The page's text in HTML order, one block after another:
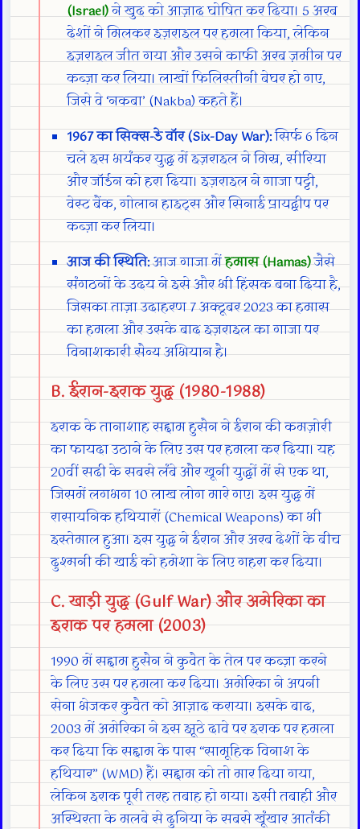
(Israel)ने खुद को आज़ाद घोषित कर दिया। 5 अरब
देशों ने मिलकर इज़राइल पर हमला किया, लेकिन
इज़राइल जीत गया और उसने काफी अरब ज़मीन पर
कब्ज़ा कर लिया। लाखों फिलिस्तीनी बेघर हो गए,
जिसे वे ‘नकबा’ (Nakba) कहते हैं।
1967 का सिक्स-डे वॉर (Six-Day War):सिर्फ 6 दिन
चले इस भयंकर युद्ध में इज़राइल ने मिस्र, सीरिया
और जॉर्डन को हरा दिया। इज़राइल ने गाजा पट्टी,
वेस्ट बैंक, गोलान हाइट्स और सिनाई प्रायद्वीप पर
कब्ज़ा कर लिया।
आज की स्थिति:आज गाजा मेंहमास (Hamas)जैसे
संगठनों के उदय ने इसे और भी हिंसक बना दिया है,
जिसका ताज़ा उदाहरण 7 अक्टूबर 2023 का हमास
का हमला और उसके बाद इज़राइल का गाजा पर
विनाशकारी सैन्य अभियान है।
B. ईरान-इराक युद्ध (1980-1988)
इराक के तानाशाह सद्दाम हुसैन ने ईरान की कमज़ोरी
का फायदा उठाने के लिए उस पर हमला कर दिया। यह
20वीं सदी के सबसे लंबे और खूनी युद्धों में से एक था,
जिसमें लगभग 10 लाख लोग मारे गए। इस युद्ध में
रासायनिक हथियारों (Chemical Weapons) का भी
इस्तेमाल हुआ। इस युद्ध ने ईरान और अरब देशों के बीच
दुश्मनी की खाई को हमेशा के लिए गहरा कर दिया।
C. खाड़ी युद्ध (Gulf War) और अमेरिका का
इराक पर हमला (2003)
1990 में सद्दाम हुसैन ने कुवैत के तेल पर कब्ज़ा करने
के लिए उस पर हमला कर दिया। अमेरिका ने अपनी
सेना भेजकर कुवैत को आज़ाद कराया। इसके बाद,
2003 में अमेरिका ने इस झूठे दावे पर इराक पर हमला
कर दिया कि सद्दाम के पास “सामूहिक विनाश के
हथियार” (WMD) हैं। सद्दाम को तो मार दिया गया,
लेकिन इराक पूरी तरह तबाह हो गया। इसी तबाही और
अस्थिरता के मलबे से दुनिया के सबसे खूंखार आतंकी